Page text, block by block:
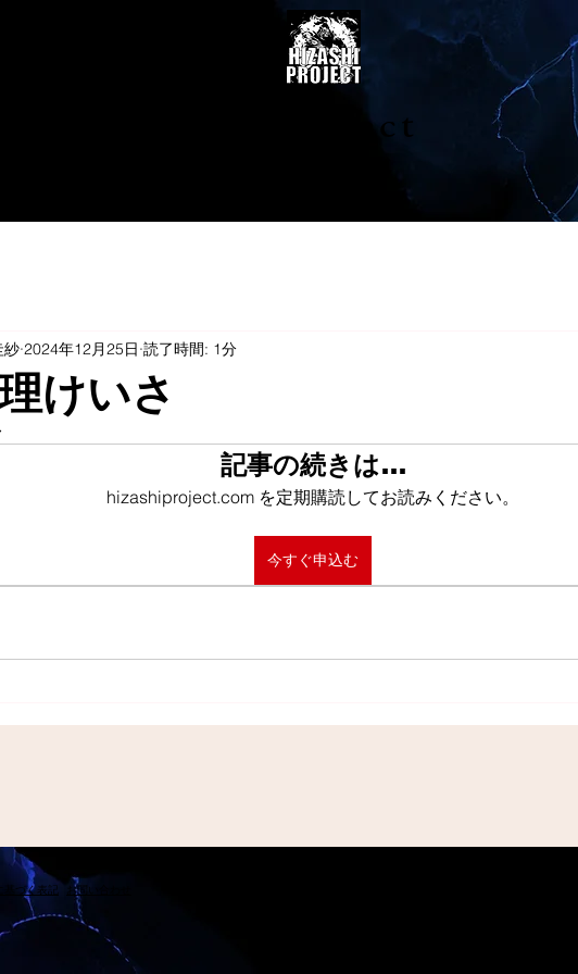
陽project
けいさ
紗 2024年12月25日 読了時間: 1分
記事の続きは…
hizashiproject.com を定期購読してお読みください。
今すぐ申込む
基づく表記 ​お問い合わせ